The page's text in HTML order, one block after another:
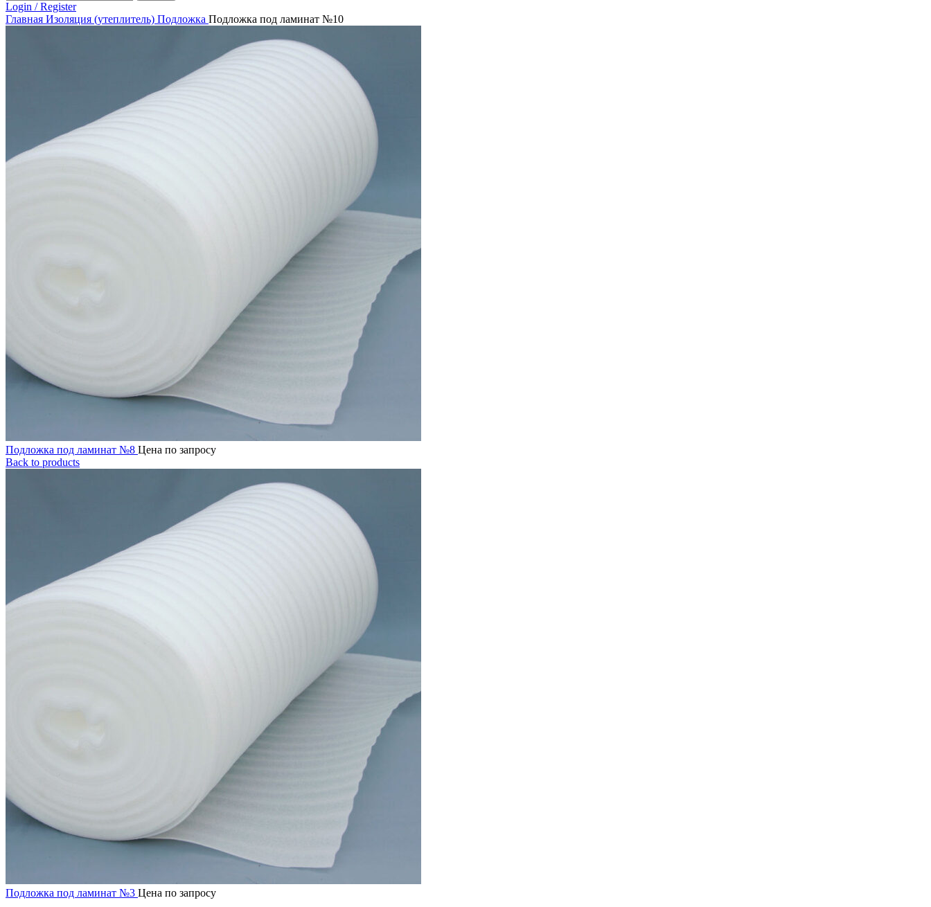
Login / Register
Главная Изоляция (утеплитель) Подложка Подложка под ламинат №10
Подложка под ламинат №8 Цена по запросу
Back to products
Подложка под ламинат №3 Цена по запросу